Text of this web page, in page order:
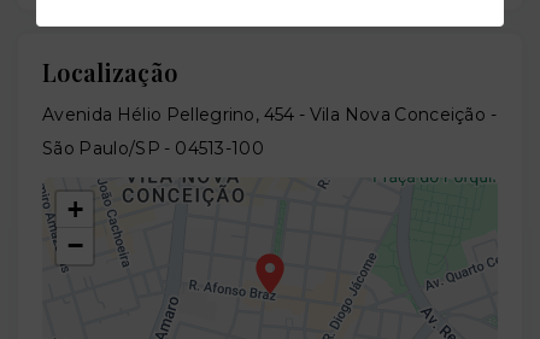
Localização
Avenida Hélio Pellegrino, 454 - Vila Nova Conceição -
São Paulo/SP - 04513-100
+
−